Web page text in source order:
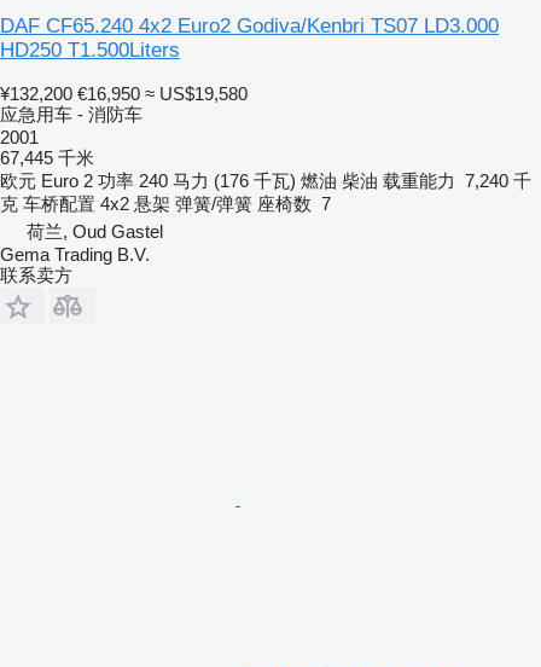
DAF CF65.240 4x2 Euro2 Godiva/Kenbri TS07 LD3.000
HD250 T1.500Liters
¥132,200 €16,950 ≈ US$19,580
应急用车 - 消防车
2001
67,445 千米
欧元 Euro 2 功率 240 马力 (176 千瓦) 燃油 柴油 载重能力 7,240 千
克 车桥配置 4x2 悬架 弹簧/弹簧 座椅数 7
荷兰, Oud Gastel
Gema Trading B.V.
联系卖方